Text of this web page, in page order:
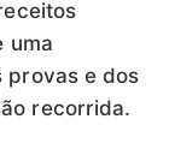
uma
provas e dos
recorrida.